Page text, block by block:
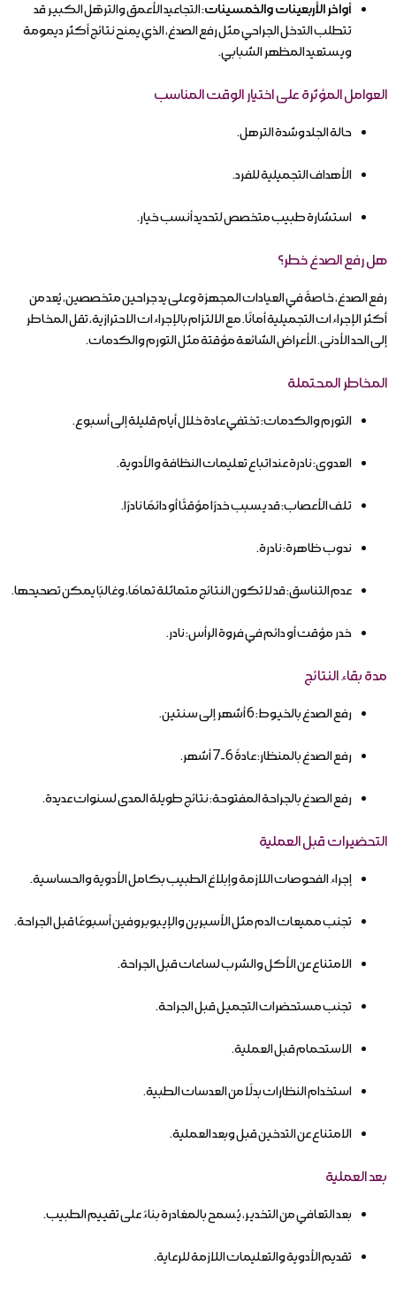
أواخر الأربعينات والخمسينات: التجاعيد الأعمق والترهّل الكبير قد
تتطلب التدخل الجراحي مثل رفع الصدغ، الذي يمنح نتائج أكثر ديمومة
ويستعيد المظهر الشبابي.
العوامل المؤثرة على اختيار الوقت المناسب
حالة الجلد وشدة الترهل.
الأهداف التجميلية للفرد.
استشارة طبيب متخصص لتحديد أنسب خيار.
هل رفع الصدغ خطر؟
رفع الصدغ، خاصةً في العيادات المجهزة وعلى يد جراحين متخصصين، يُعد من
أكثر الإجراءات التجميلية أمانًا. مع الالتزام بالإجراءات الاحترازية، تقل المخاطر
إلى الحد الأدنى. الأعراض الشائعة مؤقتة مثل التورم والكدمات.
المخاطر المحتملة
التورم والكدمات: تختفي عادة خلال أيام قليلة إلى أسبوع.
العدوى: نادرة عند اتباع تعليمات النظافة والأدوية.
تلف الأعصاب: قد يسبب خدرًا مؤقتًا أو دائمًا نادرًا.
ندوب ظاهرة: نادرة.
عدم التناسق: قد لا تكون النتائج متماثلة تمامًا، وغالبًا يمكن تصحيحها.
خدر مؤقت أو دائم في فروة الرأس: نادر.
مدة بقاء النتائج
رفع الصدغ بالخيوط: 6 أشهر إلى سنتين.
رفع الصدغ بالمنظار: عادةً 6-7 أشهر.
رفع الصدغ بالجراحة المفتوحة: نتائج طويلة المدى لسنوات عديدة.
التحضيرات قبل العملية
إجراء الفحوصات اللازمة وإبلاغ الطبيب بكامل الأدوية والحساسية.
تجنب مميعات الدم مثل الأسبرين والإيبوبروفين أسبوعًا قبل الجراحة.
الامتناع عن الأكل والشرب لساعات قبل الجراحة.
تجنب مستحضرات التجميل قبل الجراحة.
الاستحمام قبل العملية.
استخدام النظارات بدلًا من العدسات الطبية.
الامتناع عن التدخين قبل وبعد العملية.
بعد العملية
بعد التعافي من التخدير، يُسمح بالمغادرة بناءً على تقييم الطبيب.
تقديم الأدوية والتعليمات اللازمة للرعاية.